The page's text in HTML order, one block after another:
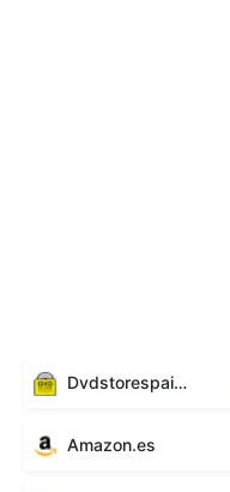
Dvdstorespain.es
Amazon.es